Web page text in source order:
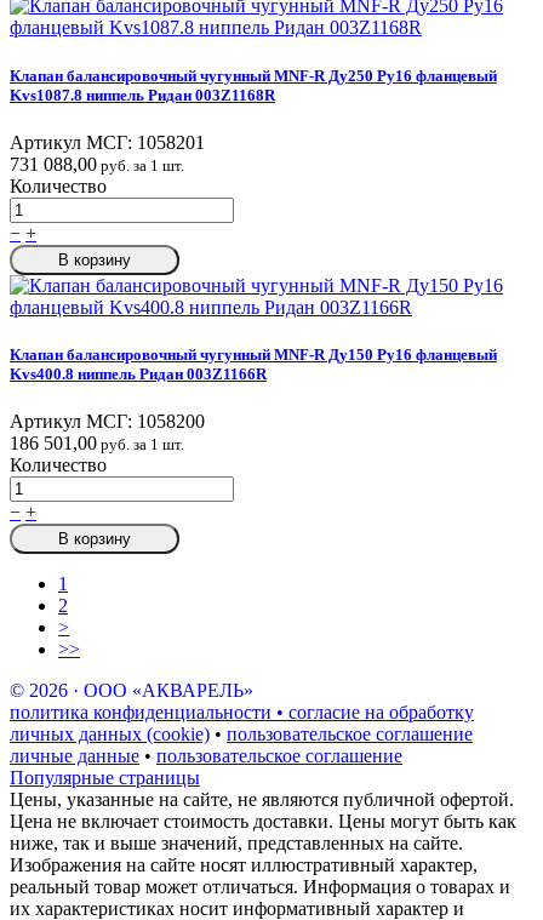
Клапан балансировочный чугунный MNF-R Ду250 Ру16 фланцевый
Kvs1087.8 ниппель Ридан 003Z1168R
Артикул МСГ: 1058201
731 088,00 руб. за 1 шт.
Количество
− +
В корзину
Клапан балансировочный чугунный MNF-R Ду150 Ру16 фланцевый
Kvs400.8 ниппель Ридан 003Z1166R
Артикул МСГ: 1058200
186 501,00 руб. за 1 шт.
Количество
− +
В корзину
1
2
>
>>
© 2026 · ООО «АКВАРЕЛЬ»
политика конфиденциальности • согласие на обработку
личных данных (cookie) • пользовательское соглашение
личные данные • пользовательское соглашение
Популярные страницы
Цены, указанные на сайте, не являются публичной офертой.
Цена не включает стоимость доставки. Цены могут быть как
ниже, так и выше значений, представленных на сайте.
Изображения на сайте носят иллюстративный характер,
реальный товар может отличаться. Информация о товарах и
их характеристиках носит информативный характер и